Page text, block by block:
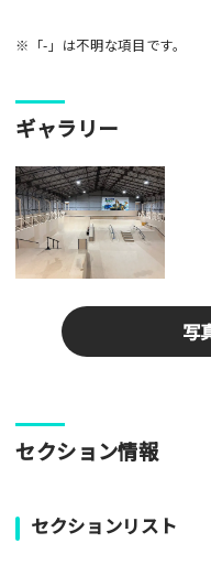
※「-」は不明な項目です。
ギャラリー
写
パークやスポットの写真
がみんなの参考となります
セクション情報
セクションリスト